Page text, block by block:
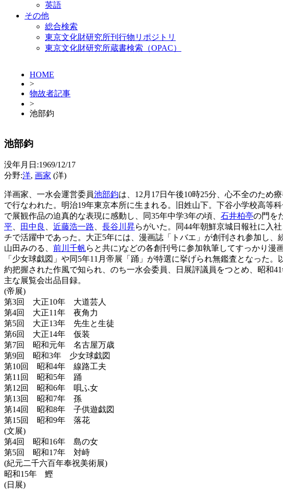
英語
その他
総合検索
東京文化財研究所刊行物リポジトリ
東京文化財研究所蔵書検索（OPAC）
HOME
>
物故者記事
>
池部鈞
池部鈞
没年月日:1969/12/17
分野:洋, 画家 (洋)
洋画家、一水会運営委員池部鈞は、12月17日午後10時25分、心不全のため
で行なわれた。明治19年東京本所に生まれる。旧姓山下。下谷小学校高等
で展観作品の迫真的な表現に感動し、同35年中学3年の頃、 石井柏亭の門を
平
田中良 近藤浩一路 長谷川昇らがいた。同44年朝鮮京城日報社に入
チで活躍中であった。大正5年には、漫画誌「トバエ」が創刊され参加し
山田みのる、 前川千帆らと共に)などの各創刊号に参加執筆してすっかり漫
「少女球戯図」や同5年11月帝展「踊」が特選に挙げられ無鑑査となった
約把握された作風で知られ、のち一水会委員、日展評議員をつとめ、昭和
主な展覧会出品目録。
(帝展)
第3回 大正10年 大道芸人
第4回 大正11年 夜角力
第5回 大正13年 先生と生徒
第6回 大正14年 仮装
第7回 昭和元年 名古屋万歳
第9回 昭和3年 少女球戯図
第10回 昭和4年 線路工夫
第11回 昭和5年 踊
第12回 昭和6年 唄ふ女
第13回 昭和7年 孫
第14回 昭和8年 子供遊戯図
第15回 昭和9年 落花
(文展)
第4回 昭和16年 島の女
第5回 昭和17年 対峙
(紀元二千六百年奉祝美術展)
昭和15年 鰹
(日展)